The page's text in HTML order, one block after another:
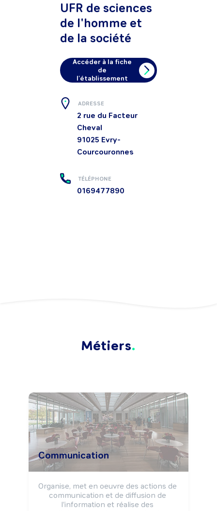
UFR de sciences
de l'homme et
de la société
Accéder à la fiche
de
l'établissement
ADRESSE
2 rue du Facteur
Cheval
91025 Evry-
Courcouronnes
TÉLÉPHONE
0169477890
Métiers
Communication
Organise, met en oeuvre des actions de
communication et de diffusion de
l'information et réalise des